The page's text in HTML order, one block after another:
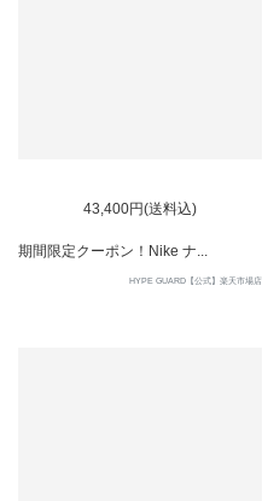
43,400円(送料込)
期間限定クーポン！Nike ナ...
HYPE GUARD【公式】楽天市場店